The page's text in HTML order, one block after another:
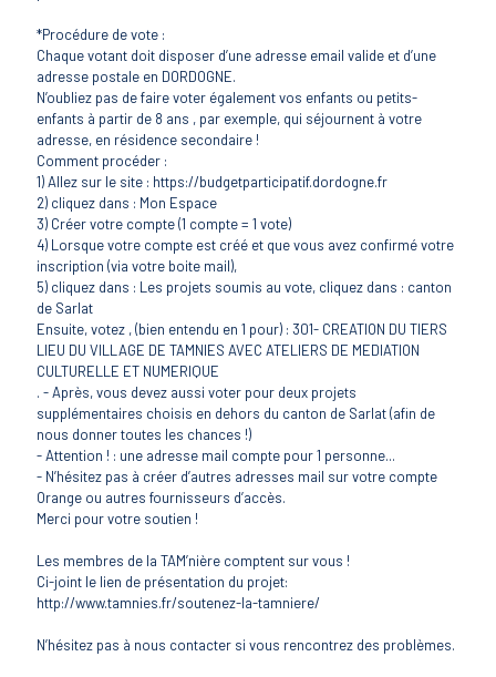
*Procédure de vote :
Chaque votant doit disposer d’une adresse email valide et d’une
adresse postale en DORDOGNE.
N’oubliez pas de faire voter également vos enfants ou petits-
enfants à partir de 8 ans , par exemple, qui séjournent à votre
adresse, en résidence secondaire !
Comment procéder :
1) Allez sur le site : https://budgetparticipatif.dordogne.fr
2) cliquez dans : Mon Espace
3) Créer votre compte (1 compte = 1 vote)
4) Lorsque votre compte est créé et que vous avez confirmé votre
inscription (via votre boite mail),
5) cliquez dans : Les projets soumis au vote, cliquez dans : canton
de Sarlat
Ensuite, votez , (bien entendu en 1 pour) : 301- CREATION DU TIERS
LIEU DU VILLAGE DE TAMNIES AVEC ATELIERS DE MEDIATION
CULTURELLE ET NUMERIQUE
. - Après, vous devez aussi voter pour deux projets
supplémentaires choisis en dehors du canton de Sarlat (afin de
nous donner toutes les chances !)
- Attention ! : une adresse mail compte pour 1 personne...
- N’hésitez pas à créer d’autres adresses mail sur votre compte
Orange ou autres fournisseurs d’accès.
Merci pour votre soutien !
Les membres de la TAM’nière comptent sur vous !
Ci-joint le lien de présentation du projet:
http://www.tamnies.fr/soutenez-la-tamniere/
N’hésitez pas à nous contacter si vous rencontrez des problèmes.